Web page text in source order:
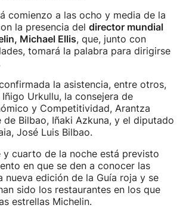
comienzo a las ocho y media de la
la presencia del director mundial
Michael Ellis, que, junto con
tomará la palabra para dirigirse
la asistencia, entre otros,
Urkullu, la consejera de
y Competitividad, Arantza
de Bilbao, Iñaki Azkuna, y el diputado
José Luis Bilbao.
y cuarto de la noche está previsto
en que se den a conocer las
nueva edición de la Guía roja y se
sido los restaurantes en los que
estrellas Michelin.